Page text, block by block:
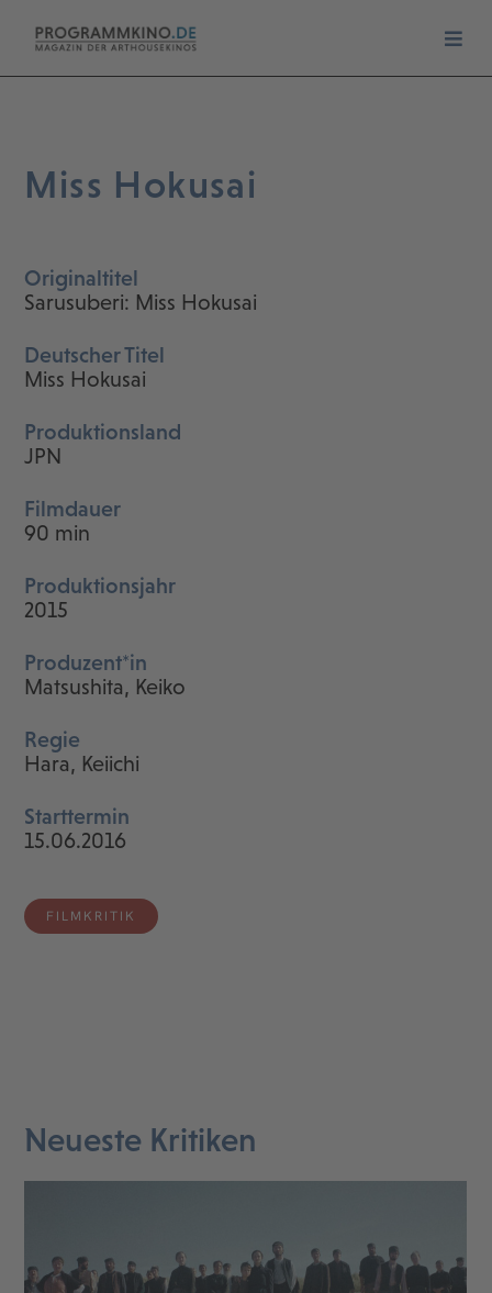
Miss Hokusai
Originaltitel
Sarusuberi: Miss Hokusai
Deutscher Titel
Miss Hokusai
Produktionsland
JPN
Filmdauer
90 min
Produktionsjahr
2015
Produzent*in
Matsushita, Keiko
Regie
Hara, Keiichi
Starttermin
15.06.2016
FILMKRITIK
Neueste Kritiken